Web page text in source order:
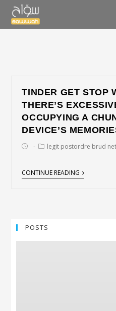
TINDER GET STOP
THERE’S
OCCUPYING A
DEVICE’S
legit postordre brud
CONTINUE READING
POSTS